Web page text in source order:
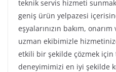
teknik servis hizmeti
geniş ürün yelpazesi
eşyalarınızın bakım,
uzman ekibimizle
etkili bir şekilde çözmek için
deneyimimizi en iyi şekilde